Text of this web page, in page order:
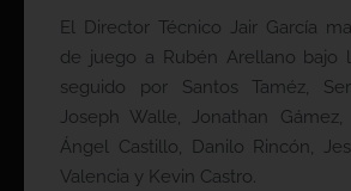
El Director Técnico Jair García
de juego a Rubén Arellano bajo
seguido por Santos Taméz,
Joseph Walle, Jonathan Gámez,
Ángel Castillo, Danilo Rincón,
Valencia y Kevin Castro.